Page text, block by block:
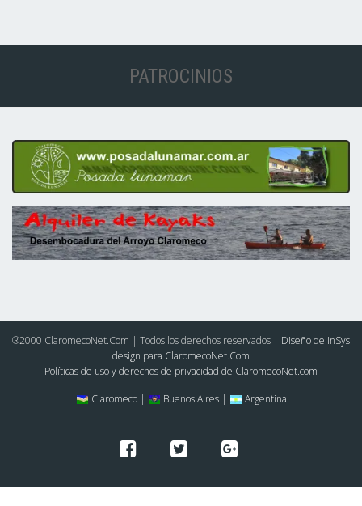
PATROCINIOS
®2000 ClaromecoNet.Com | Todos los derechos reservados | Diseño de InSys
design para ClaromecoNet.Com
Políticas de uso y derechos de privacidad de ClaromecoNet.com
Claromeco |
Buenos Aires | Argentina